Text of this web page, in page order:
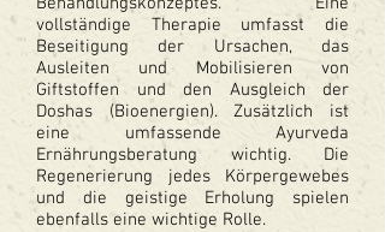
vollständige Therapie umfasst die
Beseitigung der Ursachen, das
Ausleiten und Mobilisieren von
Giftstoffen und den Ausgleich der
Doshas (Bioenergien). Zusätzlich ist
eine umfassende Ayurveda
Ernährungsberatung wichtig. Die
Regenerierung jedes Körpergewebes
und die geistige Erholung spielen
ebenfalls eine wichtige Rolle.